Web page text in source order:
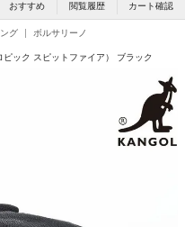
おすすめ 閲覧履歴 カート確認
グ ボルサリーノ
ック スピットファイア） ブラック